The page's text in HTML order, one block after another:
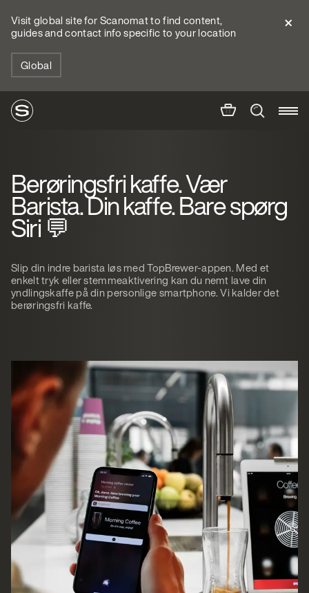
Visit global site for Scanomat to find content,
guides and contact info specific to your location
Global
Berøringsfri kaffe. Vær
Barista. Din kaffe. Bare spørg
Siri 💬
Slip din indre barista løs med TopBrewer-appen. Med et
enkelt tryk eller stemmeaktivering kan du nemt lave din
yndlingskaffe på din personlige smartphone. Vi kalder det
berøringsfri kaffe.